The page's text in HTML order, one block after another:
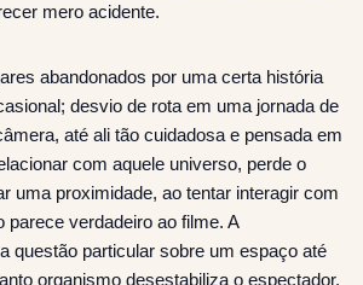
mero acidente.
abandonados por uma certa história
desvio de rota em uma jornada de
até ali tão cuidadosa e pensada em
com aquele universo, perde o
uma proximidade, ao tentar interagir com
parece verdadeiro ao filme. A
questão particular sobre um espaço até
organismo desestabiliza o espectador,